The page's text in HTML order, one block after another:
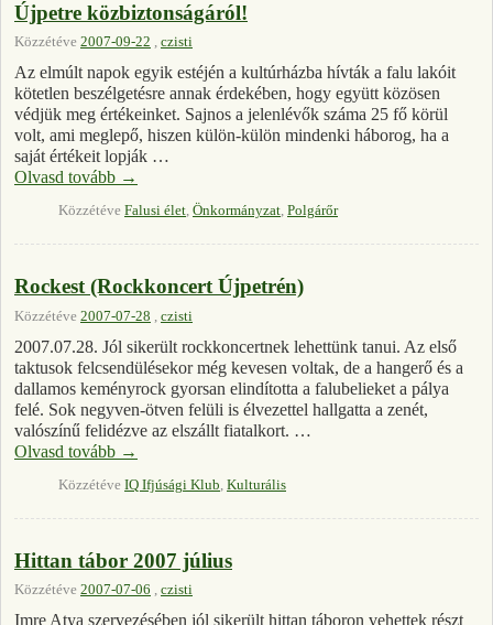
Újpetre közbiztonságáról!
Közzétéve 2007-09-22 , czisti
Az elmúlt napok egyik estéjén a kultúrházba hívták a falu lakóit
kötetlen beszélgetésre annak érdekében, hogy együtt közösen
védjük meg értékeinket. Sajnos a jelenlévők száma 25 fő körül
volt, ami meglepő, hiszen külön-külön mindenki háborog, ha a
saját értékeit lopják …
Olvasd tovább →
Közzétéve Falusi élet, Önkormányzat, Polgárőr
Rockest (Rockkoncert Újpetrén)
Közzétéve 2007-07-28 czisti
2007.07.28. Jól sikerült rockkoncertnek lehettünk tanui. Az első
taktusok felcsendülésekor még kevesen voltak, de a hangerő és a
dallamos keményrock gyorsan elindította a falubelieket a pálya
felé. Sok negyven-ötven felüli is élvezettel hallgatta a zenét,
valószínű felidézve az elszállt fiatalkort. …
Olvasd tovább →
Közzétéve IQ Ifjúsági Klub Kulturális
Hittan tábor 2007 július
Közzétéve 2007-07-06 , czisti
Imre Atya szervezésében jól sikerült hittan táboron vehettek részt